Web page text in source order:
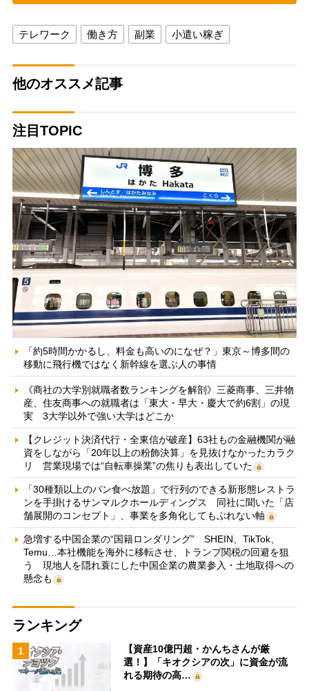
テレワーク 働き方 副業 小遣い稼ぎ
他のオススメ記事
注目TOPIC
「約5時間かかるし、料金も高いのになぜ？」東京～博多間の
移動に飛行機ではなく新幹線を選ぶ人の事情
《商社の大学別就職者数ランキングを解剖》三菱商事、三井物
産、住友商事への就職者は「東大・早大・慶大で約6割」の現
実 3大学以外で強い大学はどこか
【クレジット決済代行・全東信が破産】63社もの金融機関が融
資をしながら「20年以上の粉飾決算」を見抜けなかったカラク
リ 営業現場では“自転車操業”の焦りも表出していた
「30種類以上のパン食べ放題」で行列のできる新形態レストラ
ンを手掛けるサンマルクホールディングス 同社に聞いた「店
舗展開のコンセプト」、事業を多角化してもぶれない軸
急増する中国企業の“国籍ロンダリング” SHEIN、TikTok、
Temu…本社機能を海外に移転させ、トランプ関税の回避を狙
う 現地人を隠れ蓑にした中国企業の農業参入・土地取得への
懸念も
ランキング
1
【資産10億円超・かんちさんが厳
選！】「キオクシアの次」に資金が流
れる期待の高…